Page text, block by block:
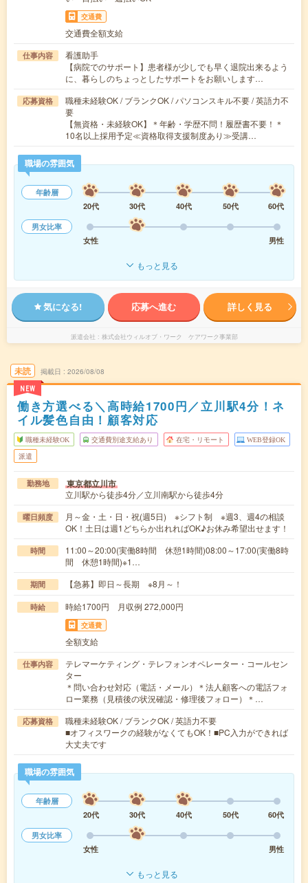
交通費
交通費全額支給
仕事内容
看護助手
【病院でのサポート】患者様が少しでも早く退院出来るよう
に、暮らしのちょっとしたサポートをお願いします…
応募資格
職種未経験OK / ブランクOK / パソコンスキル不要 / 英語力不
要
【無資格・未経験OK】＊年齢・学歴不問！履歴書不要！＊
10名以上採用予定≪資格取得支援制度あり≫受講…
職場の雰囲気
年齢層
20代
30代 40代 50代
60代
男女比率
女性
男性
もっと見る
気になる! 応募へ進む 詳しく見る
派遣会社 株式会社ウィルオブ・ワーク ケアワーク事業部
未読
NEW
掲載日 2026/08/08
働き方選べる＼高時給1700円／立川駅4分！ネ
イル髪色自由！顧客対応
職種未経験OK 交通費別途支給あり 在宅・リモート WEB登録OK
派遣
勤務地 東京都立川市
立川駅から徒歩4分／立川南駅から徒歩4分
曜日頻度
月～金・土・日・祝(週5日) ※シフト制 ※週3、週4の相談
OK！土日は週1どちらか出れればOK♪お休み希望出せます！
時間
11:00～20:00(実働8時間 休憩1時間)08:00～17:00(実働8時
間 休憩1時間)※1…
期間 【急募】即日～長期 ※8月～！
時給 時給1700円 月収例 272,000円
交通費
全額支給
仕事内容
テレマーケティング・テレフォンオペレーター・コールセン
ター
＊問い合わせ対応（電話・メール）＊法人顧客への電話フォ
ロー業務（見積後の状況確認・修理後フォロー）＊…
応募資格
職種未経験OK / ブランクOK / 英語力不要
■オフィスワークの経験がなくてもOK！■PC入力ができれば
大丈夫です
職場の雰囲気
年齢層
20代
30代 40代 50代
60代
男女比率
女性
男性
もっと見る